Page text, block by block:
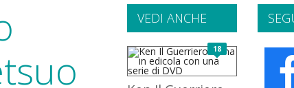
VEDI ANCHE
18